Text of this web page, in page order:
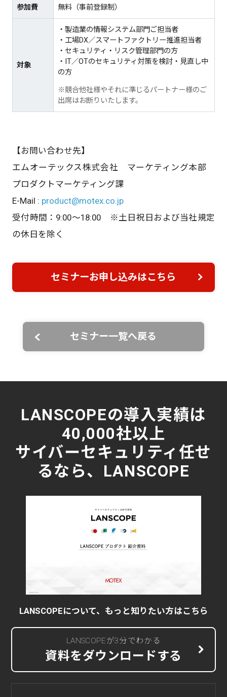
参加費 無料（事前登録制）
対象
・製造業の情報システム部門ご担当者
・工場DX／スマートファクトリー推進担当者
・セキュリティ・リスク管理部門の方
・IT／OTのセキュリティ対策を検討・見直し中
の方
※競合他社様やそれに準じるパートナー様のご
出席はお断りいたします。
【お問い合わせ先】
エムオーテックス株式会社 マーケティング本部
プロダクトマーケティング課
E-Mail : product@motex.co.jp
受付時間：9:00～18:00 ※土日祝日および当社規定
の休日を除く
セミナーお申し込みはこちら
セミナー一覧へ戻る
LANSCOPEの導入実績は
40,000社以上
サイバーセキュリティ任せ
るなら、LANSCOPE
LANSCOPEについて、もっと知りたい方はこちら
LANSCOPEが3分でわかる
資料をダウンロードする